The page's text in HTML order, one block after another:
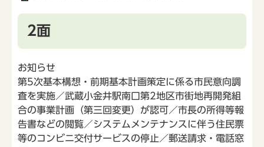
2面
お知らせ
第5次基本構想・前期基本計画策定に係る市民意向調
査を実施／武蔵小金井駅南口第2地区市街地再開発組
合の事業計画（第三回変更）が認可／市長の所得等報
告書などの閲覧／システムメンテナンスに伴う住民票
等のコンビニ交付サービスの停止／郵送請求・電話窓